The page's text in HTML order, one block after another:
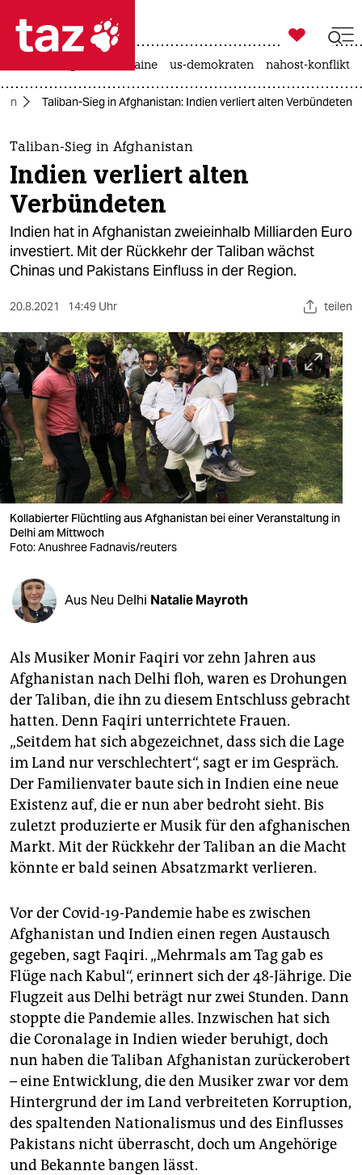
 taz zahl ich
taz zahl ich
themen
politik
öko
gesellschaft
sport
berlin
nord
wahrheit
verlag
verlag
veranstaltungen
fragen & hilfe
abo
genossenschaft
epaper login

taz zahl ich
krieg in der ukraine us-demokraten nahost-konflikt
Taliban-Sieg in Afghanistan: Indien verliert alten Verbündeten
Taliban-Sieg in Afghanistan
Indien verliert alten
Verbündeten
Indien hat in Afghanistan zweieinhalb Milliarden Euro
investiert. Mit der Rückkehr der Taliban wächst
Chinas und Pakistans Einfluss in der Region.
20.8.2021 14:49 Uhr teilen
Kollabierter Flüchtling aus Afghanistan bei einer Veranstaltung in
Delhi am Mittwoch
Foto: Anushree Fadnavis/reuters
Aus Neu Delhi Natalie Mayroth
Als Musiker Monir Faqiri vor zehn Jahren aus
Afghanistan nach Delhi floh, waren es Drohungen
der Taliban, die ihn zu diesem Entschluss gebracht
hatten. Denn Faqiri unterrichtete Frauen.
„Seitdem hat sich abgezeichnet, dass sich die Lage
im Land nur verschlechtert“, sagt er im Gespräch.
Der Familienvater baute sich in Indien eine neue
Existenz auf, die er nun aber bedroht sieht. Bis
zuletzt produzierte er Musik für den afghanischen
Markt. Mit der Rückkehr der Taliban an die Macht
könnte er bald seinen Absatzmarkt verlieren.
Vor der Covid-19-Pandemie habe es zwischen
Afghanistan und Indien einen regen Austausch
gegeben, sagt Faqiri. „Mehrmals am Tag gab es
Flüge nach Kabul“, erinnert sich der 48-Jährige. Die
Flugzeit aus ­Delhi beträgt nur zwei Stunden. Dann
stoppte die Pandemie alles. Inzwischen hat sich
die Coronalage in Indien wieder beruhigt, doch
nun haben die Taliban Afghanistan zurückerobert
– eine Entwicklung, die den Musiker zwar vor dem
Hintergrund der im Land verbreiteten Korruption,
des spaltenden Nationalismus und des Einflusses
Pakistans nicht überrascht, doch um Angehörige
und Bekannte bangen lässt.